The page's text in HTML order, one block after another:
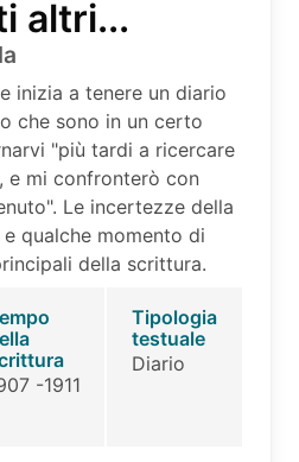
altri...
inizia a tenere un diario
che sono in un certo
"più tardi a ricercare
e mi confronterò con
Le incertezze della
qualche momento di
della scrittura.
-1911
Tipologia
testuale
Diario